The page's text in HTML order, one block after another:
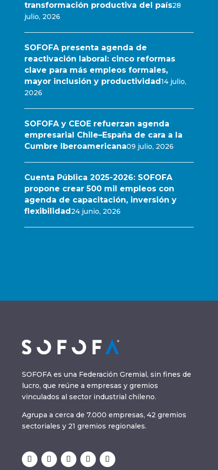
transformación productiva del país28
julio, 2026
SOFOFA presenta agenda de
reactivación laboral: cinco reformas
clave para más empleos formales,
mayor inclusión y productividad14 julio,
2026
SOFOFA y CEOE refuerzan agenda
empresarial Chile–España de cara a la
Cumbre Iberoamericana09 julio, 2026
Cuenta Pública 2025-2026: SOFOFA
propone crear 500 mil empleos con
agenda de capacitación, inversión y
flexibilidad24 junio, 2026
SOFOFA es una Federación Gremial, sin fines de
lucro, que reúne a empresas y gremios
vinculados al sector industrial chileno.
Agrupa a cerca de 7.000 empresas, 42 gremios
sectoriales y 21 gremios regionales.